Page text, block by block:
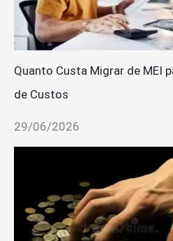
Quanto Custa Migrar de MEI
de Custos
29/06/2026